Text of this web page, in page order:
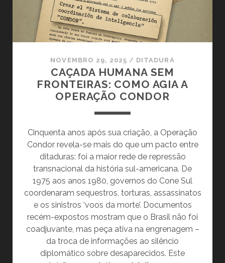
NOVEMBRO 29, 2025 / DITADURA
CAÇADA HUMANA SEM
FRONTEIRAS: COMO AGIA A
OPERAÇÃO CONDOR
Cinquenta anos após sua criação, a Operação
Condor revela-se mais do que um pacto entre
ditaduras: foi a maior rede de repressão
transnacional da história sul-americana. De
1975 aos anos 1980, governos do Cone Sul
coordenaram sequestros, torturas, assassinatos
e os sinistros ‘voos da morte’. Documentos
recém-expostos mostram que o Brasil não foi
coadjuvante, mas peça ativa na engrenagem –
da troca de informações ao silêncio
diplomático sobre desaparecidos. Este